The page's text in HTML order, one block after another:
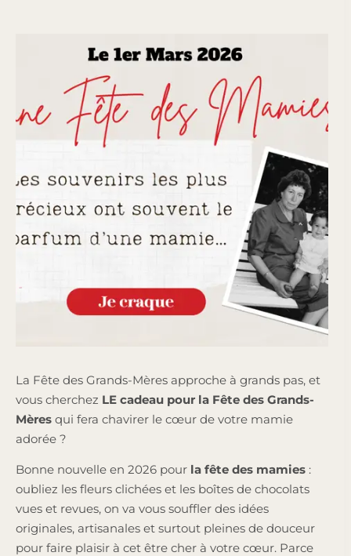
La Fête des Grands-Mères approche à grands pas, et
vous cherchez LE cadeau pour la Fête des Grands-
Mères qui fera chavirer le cœur de votre mamie
adorée ?
Bonne nouvelle en 2026 pour la fête des mamies :
oubliez les fleurs clichées et les boîtes de chocolats
vues et revues, on va vous souffler des idées
originales, artisanales et surtout pleines de douceur
pour faire plaisir à cet être cher à votre cœur. Parce